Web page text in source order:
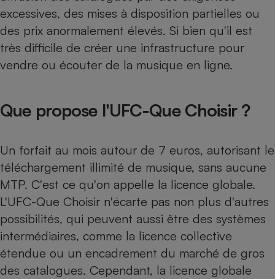
excessives, des mises à disposition partielles ou
des prix anormalement élevés. Si bien qu'il est
très difficile de créer une infrastructure pour
vendre ou écouter de la musique en ligne.
Que propose l'UFC-Que Choisir ?
Un forfait au mois autour de 7 euros, autorisant le
téléchargement illimité de musique, sans aucune
MTP. C'est ce qu'on appelle la licence globale.
L'UFC-Que Choisir n'écarte pas non plus d'autres
possibilités, qui peuvent aussi être des systèmes
intermédiaires, comme la licence collective
étendue ou un encadrement du marché de gros
des catalogues. Cependant, la licence globale